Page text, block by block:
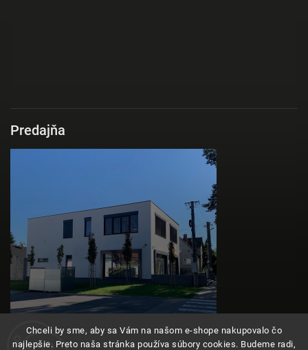
Chceli by sme, aby sa Vám na našom e-shope nakupovalo čo
najlepšie. Preto naša stránka používa súbory cookies. Budeme radi,
Predajňa